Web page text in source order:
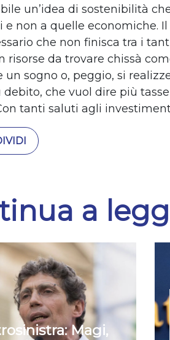
un’idea di sostenibilità
non a quelle economiche. Il
che non finisca tra i
risorse da trovare chissà
un sogno o, peggio, si
debito, che vuol dire più
tanti saluti agli
a
Magi,